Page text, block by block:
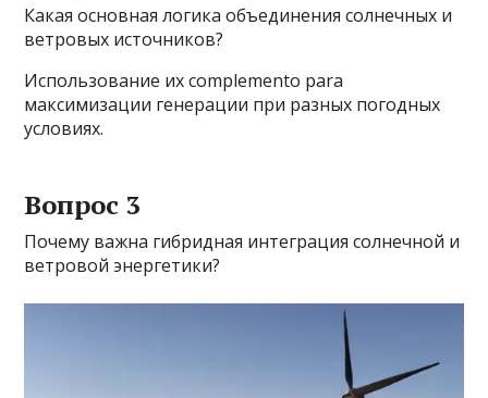
Какая основная логика объединения солнечных и
ветровых источников?
Использование их complemento para
максимизации генерации при разных погодных
условиях.
Вопрос 3
Почему важна гибридная интеграция солнечной и
ветровой энергетики?